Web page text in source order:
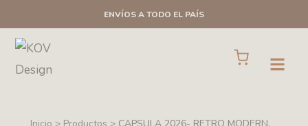
al
contenido
ENVÍOS A TODO EL PAÍS
Open
Cart